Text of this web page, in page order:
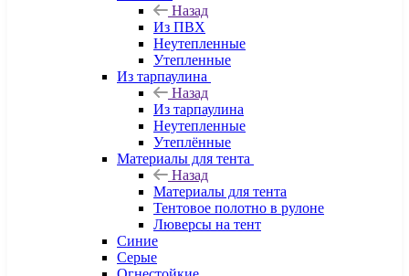
Назад
Из ПВХ
Неутепленные
Утепленные
Из тарпаулина
Назад
Из тарпаулина
Неутепленные
Утеплённые
Материалы для тента
Назад
Материалы для тента
Тентовое полотно в рулоне
Люверсы на тент
Синие
Серые